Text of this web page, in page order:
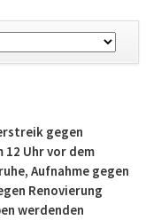
gegen
12 Uhr vor dem
Aufnahme gegen
Renovierung
werdenden